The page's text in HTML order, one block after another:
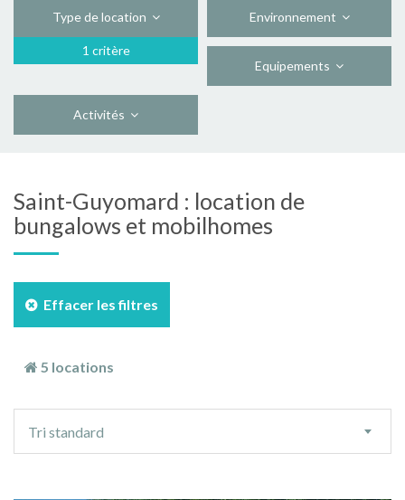
Type de location
1 critère
Environnement
Equipements
Activités
Saint-Guyomard : location de
bungalows et mobilhomes
Effacer les filtres
5 locations
tri
Tri standard